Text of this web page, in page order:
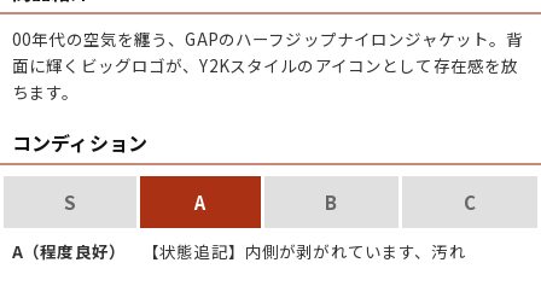
スウェット XS S M L XL
長袖シャツ XS S M L XL
Tシャツ XS S M L XL
パンツ
00年代の空気を纏う、GAPのハーフジップナイロンジャケット。背
面に輝くビッグロゴが、Y2Kスタイルのアイコンとして存在感を放
ちます。
コンディション
S A B C
A（程度良好） 【状態追記】内側が剥がれています、汚れ